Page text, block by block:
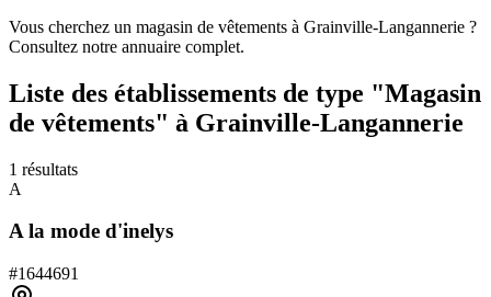
Vous cherchez un magasin de vêtements à Grainville-Langannerie ?
Consultez notre annuaire complet.
Liste des établissements de type "Magasin
de vêtements" à Grainville-Langannerie
1 résultats
A
A la mode d'inelys
#1644691